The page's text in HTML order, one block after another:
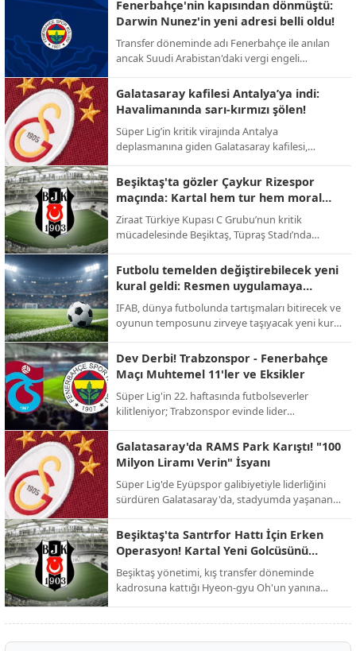
Fenerbahçe'nin kapısından dönmüştü:
Darwin Nunez'in yeni adresi belli oldu!
Transfer döneminde adı Fenerbahçe ile anılan
ancak Suudi Arabistan'daki vergi engeli
takas operasyonuyla Premier Lig'e geri dönüyor.
Galatasaray kafilesi Antalya’ya indi:
Havalimanında sarı-kırmızı şölen!
Süper Lig’in kritik virajında Antalya
deplasmanına giden Galatasaray kafilesi,
karşılandı; sarı-kırmızılı taraftarlar şampiyonluk
yolunda takıma tam destek verdi.
Beşiktaş'ta gözler Çaykur Rizespor
maçında: Kartal hem tur hem moral
peşinde!
Ziraat Türkiye Kupası C Grubu’nun kritik
mücadelesinde Beşiktaş, Tüpraş Stadı’nda
dönümüne özel kampanya maça damga
vuracak.
Futbolu temelden değiştirebilecek yeni
kural geldi: Resmen uygulamaya
geçiyor!
IFAB, dünya futbolunda tartışmaları bitirecek ve
oyunun temposunu zirveye taşıyacak yeni kural
yeni dönem başlıyor.
Dev Derbi! Trabzonspor - Fenerbahçe
Maçı Muhtemel 11'ler ve Eksikler
Süper Lig'in 22. haftasında futbolseverler
kilitleniyor; Trabzonspor evinde lider
yeniden şekillendirmek istiyor.
Galatasaray'da RAMS Park Karıştı! "100
Milyon Liramı Verin" İsyanı
Süper Lig'de Eyüpspor galibiyetiyle liderliğini
sürdüren Galatasaray'da, stadyumda yaşanan
kaldı.
Beşiktaş'ta Santrfor Hattı İçin Erken
Operasyon! Kartal Yeni Golcüsünü
Buldu
Beşiktaş yönetimi, kış transfer döneminde
kadrosuna kattığı Hyeon-gyu Oh'un yanına